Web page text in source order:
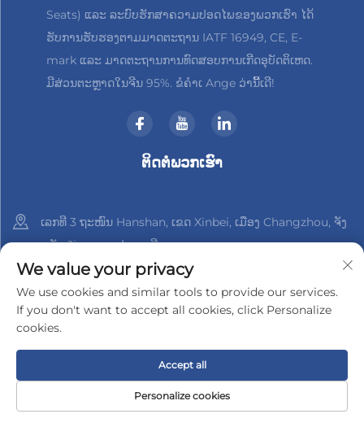
Seats) ແລະ ລະບົບຮັກສາຄວາມປອດໄພຂອງພວກເຮົາ ໄດ້
ຮັບການຮັບຮອງຕາມມາດຕະຖານ IATF 16949, CE, E-
mark ແລະ ມາດຕະຖານການທົດສອບການເກີດອຸບັດຕິເຫດ.
ມີສ່ວນຕະຫຼາດໃນຈີນ 95%. ຂໍຄຳເ Ange ວ່ານີ້ເດີ!
ຕິດຕໍ່ພວກເຮົາ
ເລກທີ 3 ຖະໜົນ Hanshan, ເຂດ Xinbei, ເມືອງ Changzhou, ຈັງ
ຫວັດ Jiangsu, ປະເທດຈີນ
+86-18961288218
[email protected]
ລິขະສິດ © 2025 າງຊູ Xinder-Tech Electronics Co., Ltd.
ຄວາມເປັນສ່ວນຕົວ
We value your privacy
We use cookies and similar tools to provide our services.
If you don't want to accept all cookies, click Personalize
cookies.
Personalize cookies
Accept all